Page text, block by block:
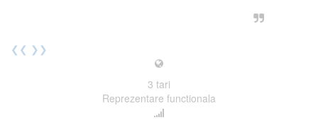
❮❮ ❯❯
3 tari
Reprezentare functionala